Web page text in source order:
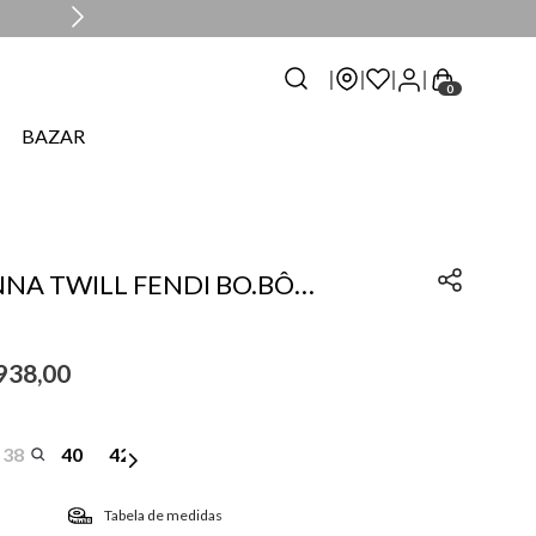
0
BAZAR
TWILL FENDI BO.BÔ
,00
38 40 42
Tabela de medidas